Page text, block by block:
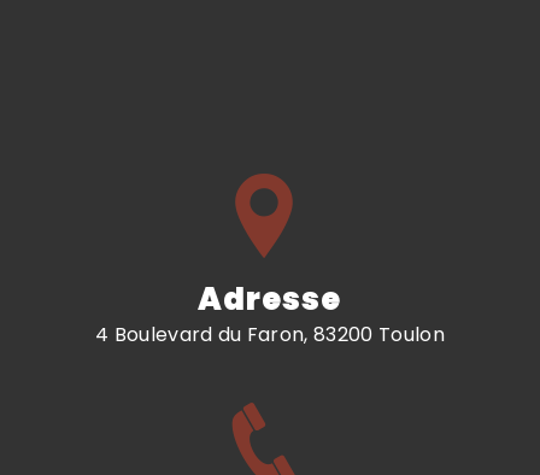
Adresse
4 Boulevard du Faron, 83200 Toulon